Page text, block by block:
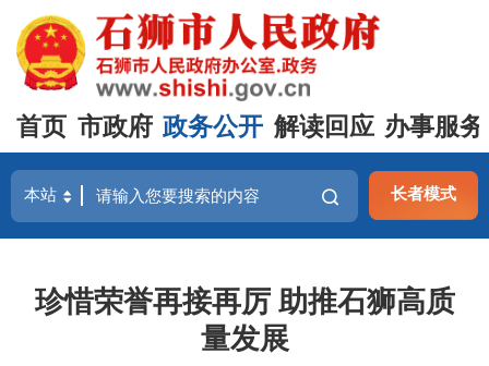
首页 市政府 政务公开 解读回应 办事服务
长者模式
珍惜荣誉再接再厉 助推石狮高质
量发展